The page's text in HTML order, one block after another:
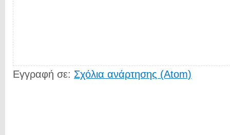
Εγγραφή σε: Σχόλια ανάρτησης (Atom)